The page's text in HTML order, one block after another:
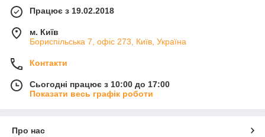
Працює з 19.02.2018
м. Київ
Бориспільська 7, офіс 273, Київ, Україна
Контакти
Сьогодні працює з 10:00 до 17:00
Показати весь графік роботи
Про нас